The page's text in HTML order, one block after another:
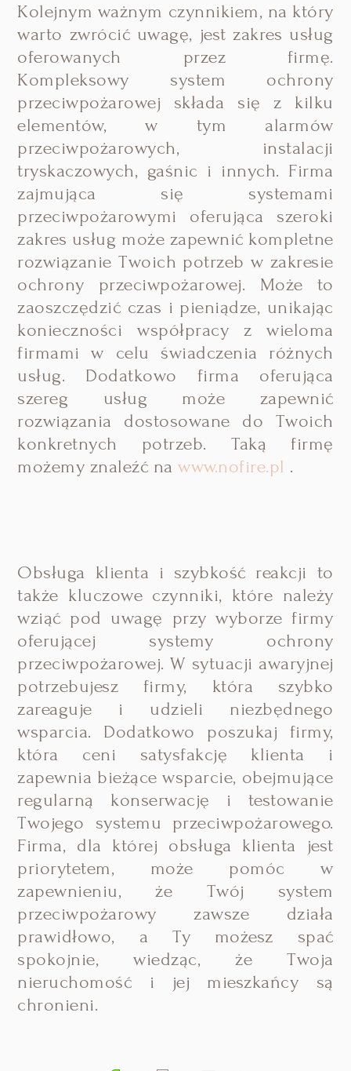
Kolejnym ważnym czynnikiem, na który
warto zwrócić uwagę, jest zakres usług
oferowanych przez firmę.
Kompleksowy system ochrony
przeciwpożarowej składa się z kilku
elementów, w tym alarmów
przeciwpożarowych, instalacji
tryskaczowych, gaśnic i innych. Firma
zajmująca się systemami
przeciwpożarowymi oferująca szeroki
zakres usług może zapewnić kompletne
rozwiązanie Twoich potrzeb w zakresie
ochrony przeciwpożarowej. Może to
zaoszczędzić czas i pieniądze, unikając
konieczności współpracy z wieloma
firmami w celu świadczenia różnych
usług. Dodatkowo firma oferująca
szereg usług może zapewnić
rozwiązania dostosowane do Twoich
konkretnych potrzeb. Taką firmę
możemy znaleźć nawww.nofire.pl .
Obsługa klienta i szybkość reakcji to
także kluczowe czynniki, które należy
wziąć pod uwagę przy wyborze firmy
oferującej systemy ochrony
przeciwpożarowej. W sytuacji awaryjnej
potrzebujesz firmy, która szybko
zareaguje i udzieli niezbędnego
wsparcia. Dodatkowo poszukaj firmy,
która ceni satysfakcję klienta i
zapewnia bieżące wsparcie, obejmujące
regularną konserwację i testowanie
Twojego systemu przeciwpożarowego.
Firma, dla której obsługa klienta jest
priorytetem, może pomóc w
zapewnieniu, że Twój system
przeciwpożarowy zawsze działa
prawidłowo, a Ty możesz spać
spokojnie, wiedząc, że Twoja
nieruchomość i jej mieszkańcy są
chronieni.